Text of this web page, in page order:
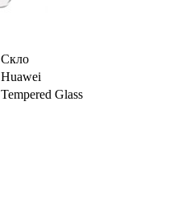
Скло
Huawei
Tempered Glass